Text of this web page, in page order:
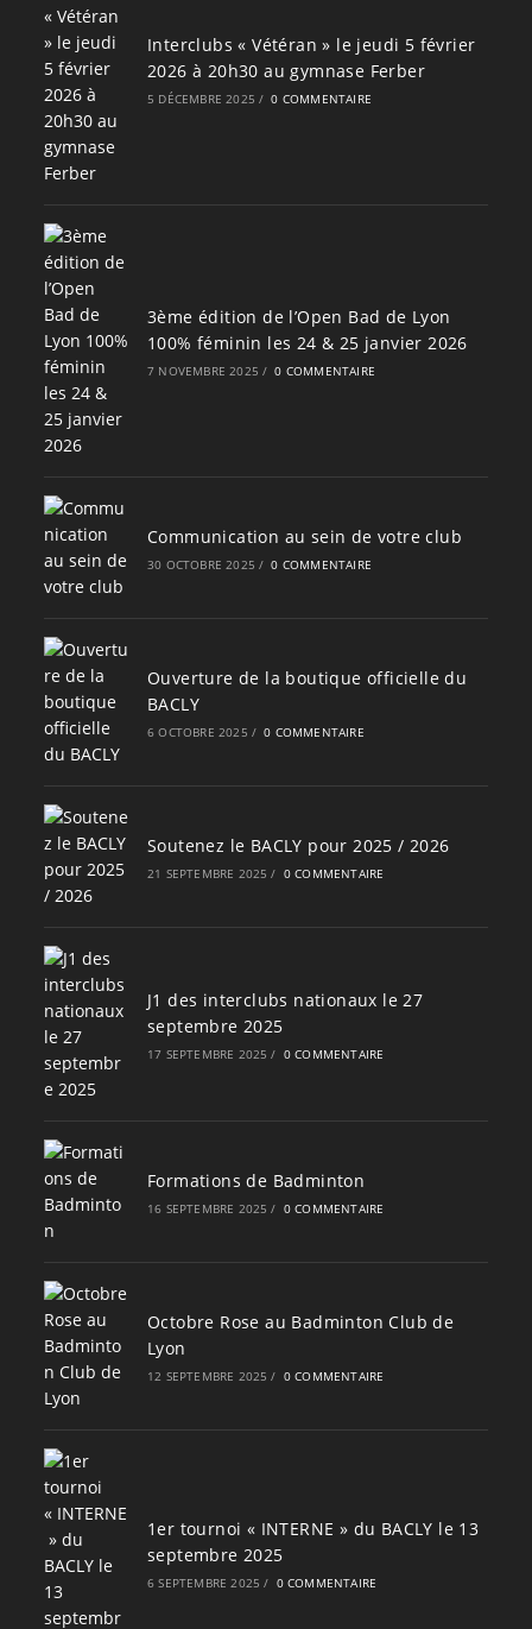
Interclubs « Vétéran » le jeudi 5 février
2026 à 20h30 au gymnase Ferber
5 DÉCEMBRE 2025 / 0 COMMENTAIRE
3ème édition de l’Open Bad de Lyon
100% féminin les 24 & 25 janvier 2026
7 NOVEMBRE 2025 / 0 COMMENTAIRE
Communication au sein de votre club
30 OCTOBRE 2025 / 0 COMMENTAIRE
Ouverture de la boutique officielle du
BACLY
6 OCTOBRE 2025 / 0 COMMENTAIRE
Soutenez le BACLY pour 2025 / 2026
21 SEPTEMBRE 2025 / 0 COMMENTAIRE
J1 des interclubs nationaux le 27
septembre 2025
17 SEPTEMBRE 2025 / 0 COMMENTAIRE
Formations de Badminton
16 SEPTEMBRE 2025 / 0 COMMENTAIRE
Octobre Rose au Badminton Club de
Lyon
12 SEPTEMBRE 2025 / 0 COMMENTAIRE
1er tournoi « INTERNE » du BACLY le 13
septembre 2025
6 SEPTEMBRE 2025 / 0 COMMENTAIRE